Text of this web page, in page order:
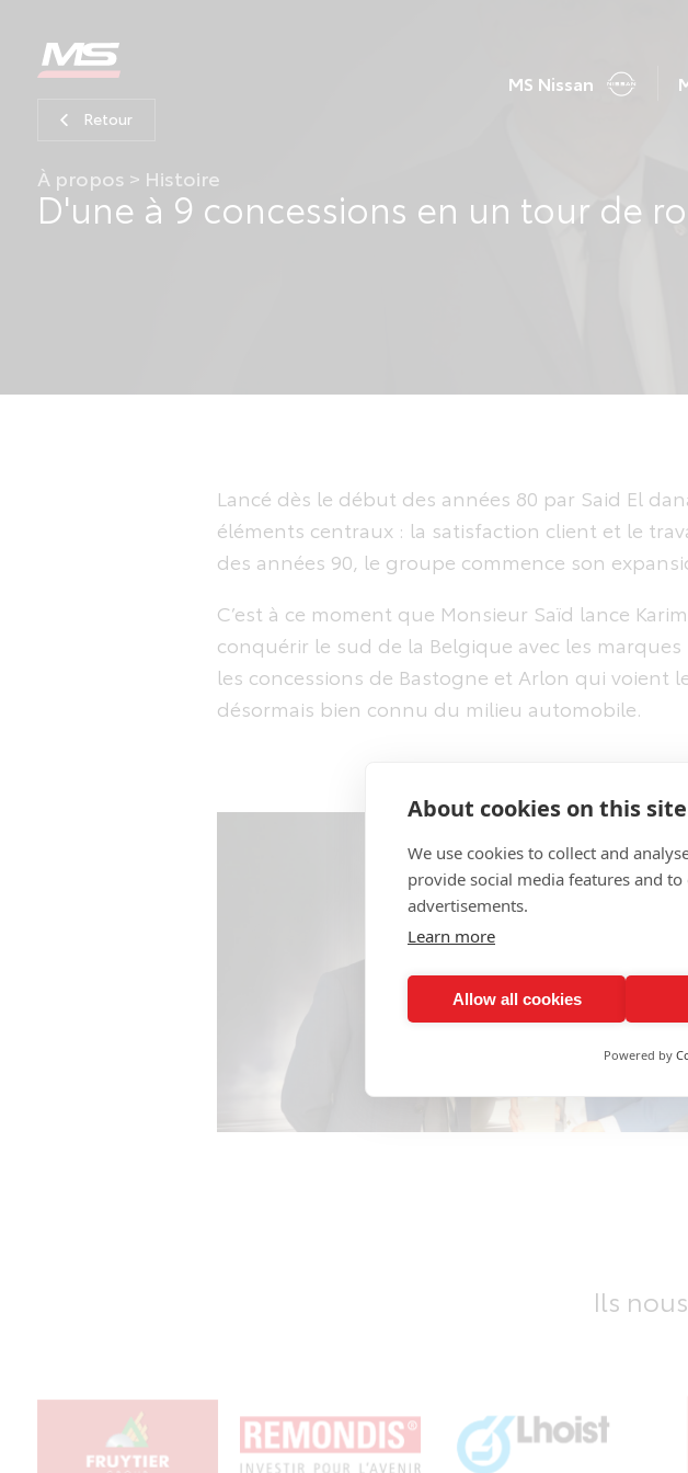
MS Nissan
Retour
À propos > Histoire
D'une à 9 concessions en un tour de
Lancé dès le début des années 80 par Said El
éléments centraux : la satisfaction client et le
des années 90, le groupe commence son
C’est à ce moment que Monsieur Saïd lance
conquérir le sud de la Belgique avec les
les concessions de Bastogne et Arlon qui voient
désormais bien connu du milieu automobile.
Ils
About cookies on this site
We use cookies to collect and
provide social media features and
advertisements.
Learn more
Allow all cookies
Powered by